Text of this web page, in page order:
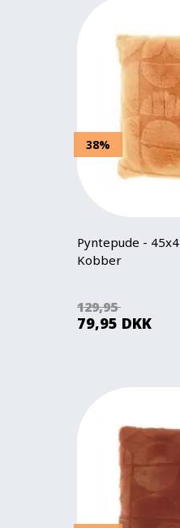
38%
Pyntepude -
Kobber
129,95
79,95 DKK